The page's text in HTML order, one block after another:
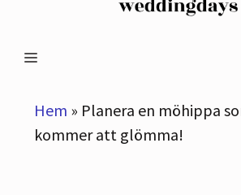
Meny
Hem » Planera en möhippa
kommer att glömma!